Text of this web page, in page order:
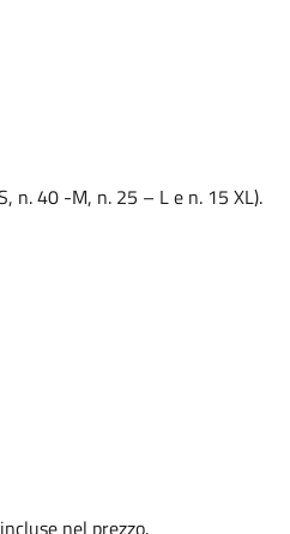
n. 40 -M, n. 25 – L e n. 15 XL).
nel prezzo.